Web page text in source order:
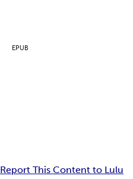
EPUB
Report This Content to Lulu